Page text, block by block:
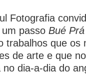
Fotografia
passo Bué
trabalhos que os
de arte e que
dia-a-dia do